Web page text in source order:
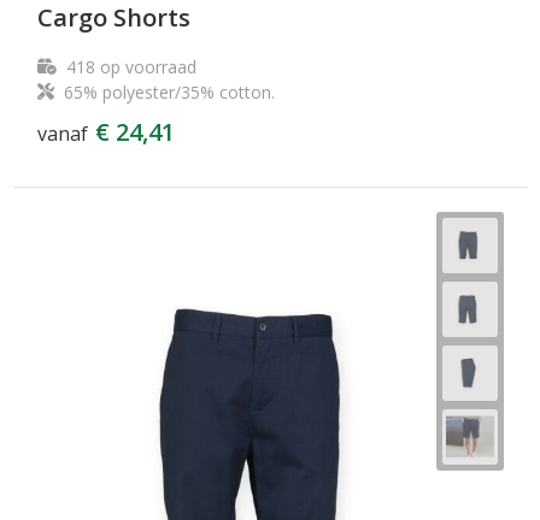
Cargo Shorts
418 op voorraad
65% polyester/35% cotton.
vanaf € 24,41